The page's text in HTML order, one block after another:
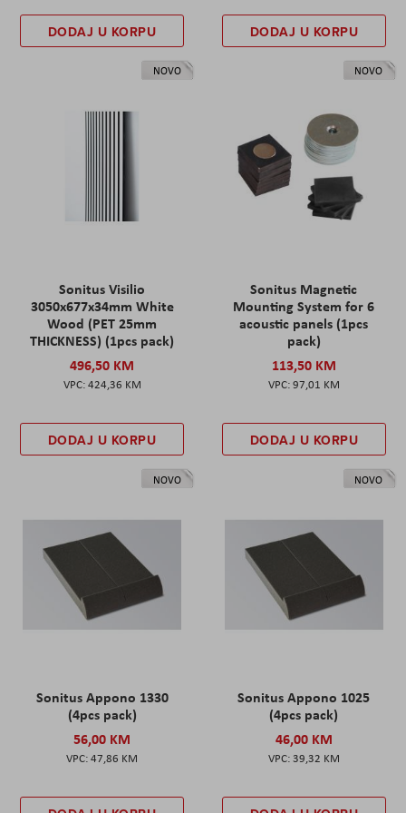
DODAJ U KORPU DODAJ U KORPU
NOVO
Sonitus Visilio
3050x677x34mm White
Wood (PET 25mm
THICKNESS) (1pcs pack)
496,50 KM
424,36 KM
DODAJ U KORPU
NOVO
Sonitus Magnetic
Mounting System for 6
acoustic panels (1pcs
pack)
113,50 KM
97,01 KM
DODAJ U KORPU
NOVO
Sonitus Appono 1330
(4pcs pack)
56,00 KM
47,86 KM
NOVO
Sonitus Appono 1025
(4pcs pack)
46,00 KM
39,32 KM